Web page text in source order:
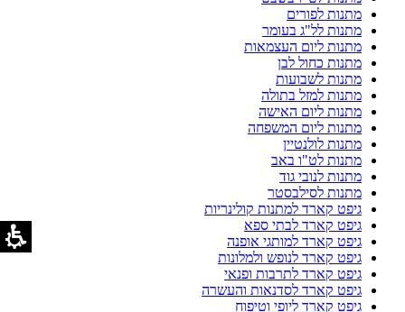
מתנות לפורים
מתנות לל"ג בעומר
מתנות ליום העצמאות
מתנות כחול לבן
מתנות לשבועות
מתנות למזל בתולה
מתנות ליום האישה
מתנות ליום המשפחה
מתנות לולנטיין
מתנות לט"ו באב
מתנות לנובי גוד
מתנות לסילבסטר
גיפט קארד למתנות קולינריות
גיפט קארד לבתי ספא
גיפט קארד למותגי אופנה
גיפט קארד לנופש ולמלונות
גיפט קארד לתרבות ופנאי
גיפט קארד לסדנאות והעשרה
גיפט קארד ליופי וטיפוח